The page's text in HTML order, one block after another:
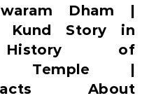
Dham
|
Kund Story in
History of
Temple |
About